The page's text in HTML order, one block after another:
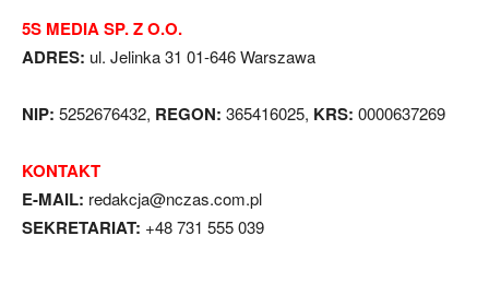
5S MEDIA SP. Z O.O.
ADRES: ul. Jelinka 31 01-646 Warszawa
NIP: 5252676432, REGON: 365416025, KRS: 0000637269
KONTAKT
E-MAIL: redakcja@nczas.com.pl
SEKRETARIAT: +48 731 555 039